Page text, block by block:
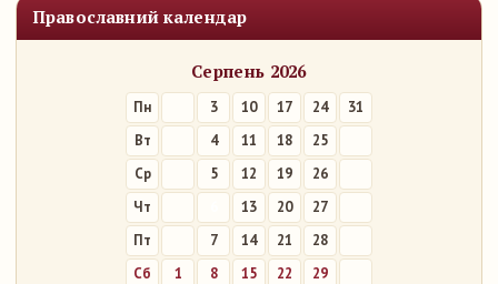
Православний календар
Серпень 2026
Пн 3 10 17 24
31
Вт
4 11 18
25
Ср
5 12 19
26
Чт
13 20
27
Пт
7 14 21
28
Сб
1 8 15 22
29